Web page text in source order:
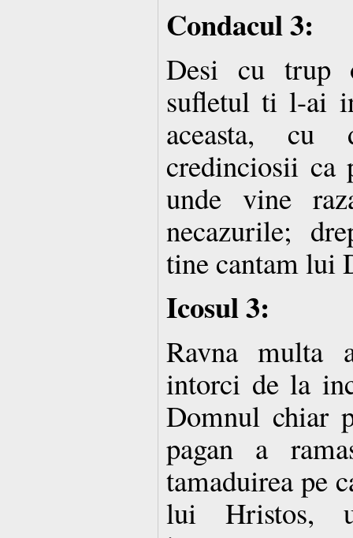
Condacul 3:
Desi cu trup
sufletul ti l-ai
aceasta, cu
credinciosii ca
unde vine
necazurile;
tine cantam lui
Icosul 3:
Ravna multa
intorci de la
Domnul chiar
pagan a
tamaduirea pe
lui Hristos,